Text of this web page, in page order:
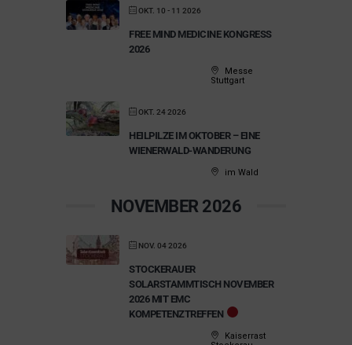
OKT. 10 - 11 2026
FREE MIND MEDICINE KONGRESS
2026
Messe
Stuttgart
OKT. 24 2026
HEILPILZE IM OKTOBER – EINE
WIENERWALD-WANDERUNG
im Wald
NOVEMBER 2026
NOV. 04 2026
STOCKERAUER
SOLARSTAMMTISCH NOVEMBER
2026 MIT EMC
KOMPETENZTREFFEN
Kaiserrast